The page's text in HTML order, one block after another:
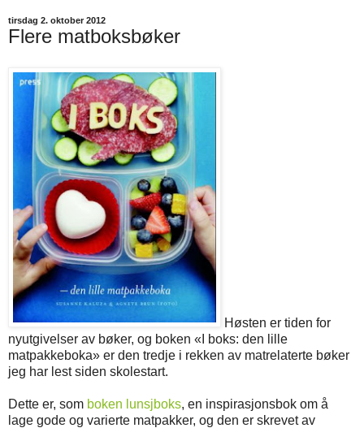
tirsdag 2. oktober 2012
Flere matboksbøker
Høsten er tiden for
nyutgivelser av bøker, og boken «I boks: den lille
matpakkeboka» er den tredje i rekken av matrelaterte bøker
jeg har lest siden skolestart.
Dette er, som boken lunsjboks, en inspirasjonsbok om å
lage gode og varierte matpakker, og den er skrevet av